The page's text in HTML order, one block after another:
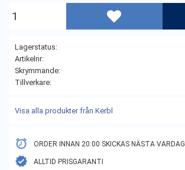
Lägg till i favoriter
Lagerstatus
Artikelnr
Skrymmande
Tillverkare
Visa alla produkter från Kerbl
ORDER INNAN 20:00 SKICKAS NÄSTA VARDAG
ALLTID PRISGARANTI